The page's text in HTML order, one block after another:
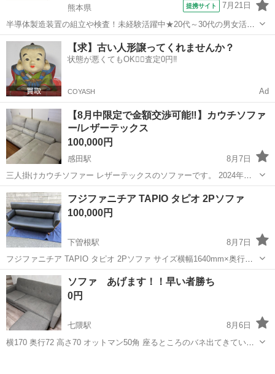
熊本県
提携サイト 7月21日
半導体製造装置の組立や検査！未経験活躍中★20代～30代の男女活躍
中★ワンルーム寮完備！赴任旅費会社負担！マイカー通勤OK！無料駐
車場あり！正社員登用あり！《熊本県菊池郡大津町》 人気の工場のお
仕事 ◇半導体製造装置の組立...
熊本 その他
【求】古い人形譲ってくれませんか？
状態が悪くてもOK🙆‍♀️査定0円‼️
COYASH Ad
【8月中限定で金額交渉可能‼️】カウチソファ
ー/レザーテックス
100,000円
感田駅
8月7日
三人掛けカウチソファー レザーテックスのソファーです。 2024年に
約19万円で購入しました。 2つに分けて搬入が出来ます。 別ソファー
購入の為、出品致します。 傷・汚れも付きにくい素材で割と美品かと
思いますが、 中古...
福岡 直方市 カウチソファー
フジファニチア TAPIO タピオ 2Pソファ
100,000円
下曽根駅
8月7日
フジファニチア TAPIO タピオ 2Pソファ サイズ横幅1640mm×奥行き
630mm高さ全体780mm 座面まで350mm 多少の寸法の誤差はご了承下
さい。 中古品となりますので多少の傷汚れ等ございます。 画像にて...
福岡 北九州市 下曽根駅 ソファ フジファニチア
ソファ あげます！！早い者勝ち
0円
七隈駅
8月6日
横170 奥行72 高さ70 オットマン50角 座るところのバネ出てきていて